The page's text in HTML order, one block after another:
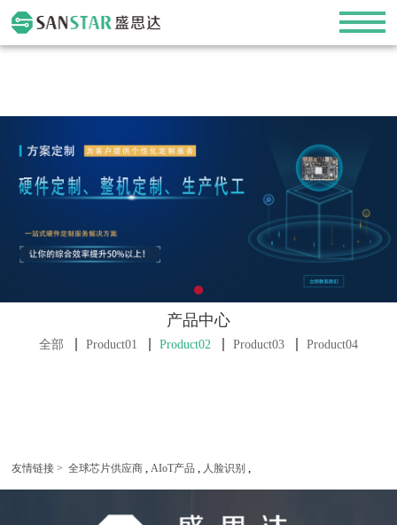
产品中心
全部 Product01 Product02 Product03 Product04
友情链接 > 全球芯片供应商 AIoT产品 人脸识别